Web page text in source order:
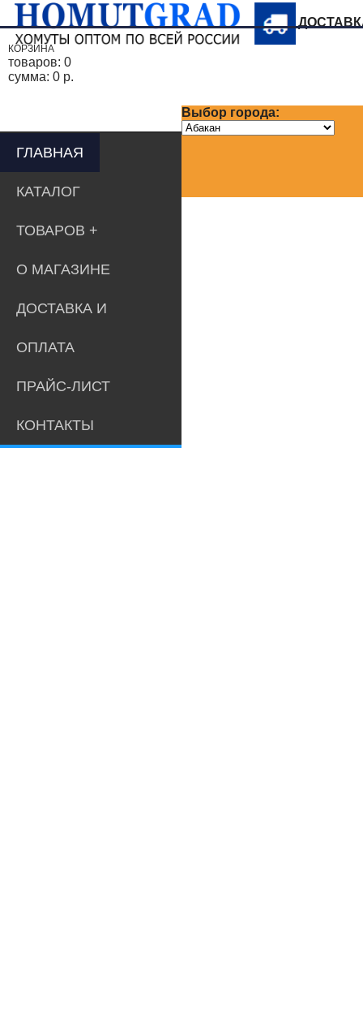
Выбор города:
КОРЗИНА
товаров: 0
сумма: 0 р.
ГЛАВНАЯ
КАТАЛОГ
ТОВАРОВ
О МАГАЗИНЕ
ДОСТАВКА И
ОПЛАТА
ПРАЙС-ЛИСТ
КОНТАКТЫ